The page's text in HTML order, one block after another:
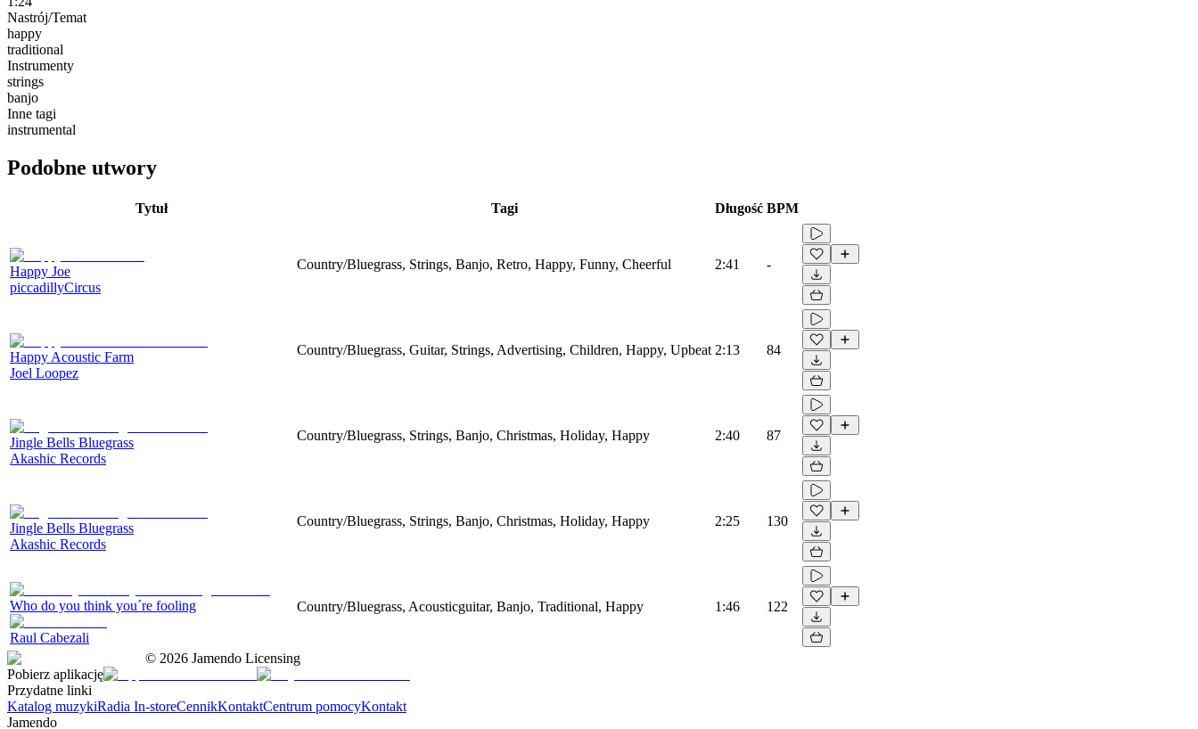
Nastrój/Temat
happy
traditional
Instrumenty
strings
banjo
Inne tagi
instrumental
Podobne utwory
Tytuł Tagi Długość BPM
Happy Joe
piccadillyCircus
Country/Bluegrass, Strings, Banjo, Retro, Happy, Funny, Cheerful 2:41 -
Happy Acoustic Farm
Joel Loopez
Country/Bluegrass, Guitar, Strings, Advertising, Children, Happy, Upbeat 2:13 84
Jingle Bells Bluegrass
Akashic Records
Country/Bluegrass, Strings, Banjo, Christmas, Holiday, Happy 2:40 87
Jingle Bells Bluegrass
Akashic Records
Country/Bluegrass, Strings, Banjo, Christmas, Holiday, Happy 2:25 130
Who do you think you´re fooling
Raul Cabezali
Country/Bluegrass, Acousticguitar, Banjo, Traditional, Happy 1:46 122
© 2026 Jamendo Licensing
Pobierz aplikację
Przydatne linki
Katalog muzykiRadia In-storeCennikKontaktCentrum pomocyKontakt
Jamendo